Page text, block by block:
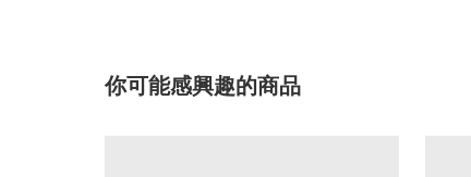
你可能感興趣的商品